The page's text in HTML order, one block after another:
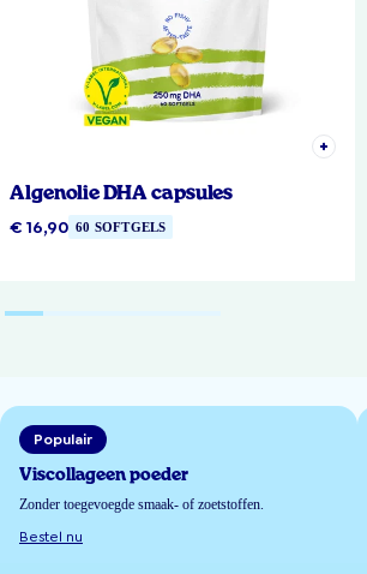
Algenolie DHA capsules
€ 16,90 60 SOFTGELS
Populair
Viscollageen poeder
Zonder toegevoegde smaak- of zoetstoffen.
Bestel nu